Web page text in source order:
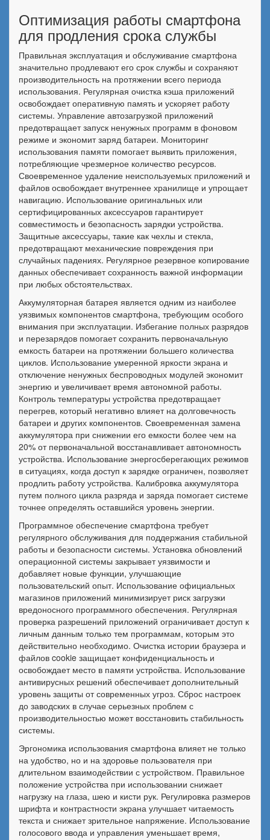
Оптимизация работы смартфона
для продления срока службы
Правильная эксплуатация и обслуживание смартфона
значительно продлевают его срок службы и сохраняют
производительность на протяжении всего периода
использования. Регулярная очистка кэша приложений
освобождает оперативную память и ускоряет работу
системы. Управление автозагрузкой приложений
предотвращает запуск ненужных программ в фоновом
режиме и экономит заряд батареи. Мониторинг
использования памяти помогает выявить приложения,
потребляющие чрезмерное количество ресурсов.
Своевременное удаление неиспользуемых приложений и
файлов освобождает внутреннее хранилище и упрощает
навигацию. Использование оригинальных или
сертифицированных аксессуаров гарантирует
совместимость и безопасность зарядки устройства.
Защитные аксессуары, такие как чехлы и стекла,
предотвращают механические повреждения при
случайных падениях. Регулярное резервное копирование
данных обеспечивает сохранность важной информации
при любых обстоятельствах.
Аккумуляторная батарея является одним из наиболее
уязвимых компонентов смартфона, требующим особого
внимания при эксплуатации. Избегание полных разрядов
и перезарядов помогает сохранить первоначальную
емкость батареи на протяжении большего количества
циклов. Использование умеренной яркости экрана и
отключение ненужных беспроводных модулей экономит
энергию и увеличивает время автономной работы.
Контроль температуры устройства предотвращает
перегрев, который негативно влияет на долговечность
батареи и других компонентов. Своевременная замена
аккумулятора при снижении его емкости более чем на
20% от первоначальной восстанавливает автономность
устройства. Использование энергосберегающих режимов
в ситуациях, когда доступ к зарядке ограничен, позволяет
продлить работу устройства. Калибровка аккумулятора
путем полного цикла разряда и заряда помогает системе
точнее определять оставшийся уровень энергии.
Программное обеспечение смартфона требует
регулярного обслуживания для поддержания стабильной
работы и безопасности системы. Установка обновлений
операционной системы закрывает уязвимости и
добавляет новые функции, улучшающие
пользовательский опыт. Использование официальных
магазинов приложений минимизирует риск загрузки
вредоносного программного обеспечения. Регулярная
проверка разрешений приложений ограничивает доступ к
личным данным только тем программам, которым это
действительно необходимо. Очистка истории браузера и
файлов cookie защищает конфиденциальность и
освобождает место в памяти устройства. Использование
антивирусных решений обеспечивает дополнительный
уровень защиты от современных угроз. Сброс настроек
до заводских в случае серьезных проблем с
производительностью может восстановить стабильность
системы.
Эргономика использования смартфона влияет не только
на удобство, но и на здоровье пользователя при
длительном взаимодействии с устройством. Правильное
положение устройства при использовании снижает
нагрузку на глаза, шею и кисти рук. Регулировка размеров
шрифта и контрастности экрана улучшает читаемость
текста и снижает зрительное напряжение. Использование
голосового ввода и управления уменьшает время,